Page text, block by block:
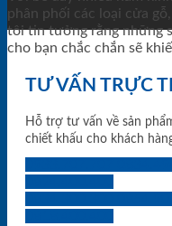
phân phối các loại cửa
tôi tin tưởng rằng những
cho bạn chắc chắn sẽ
TƯ VẤN TRỰC
Hỗ trợ tư vấn về sản
chiết khấu cho khách